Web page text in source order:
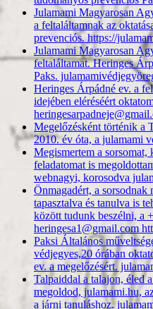
Julamami Magyarosan
a feltaláltamnak az
prevenciós. https://
Julamami Magyarosan
feltaláltamat. Heringes
Paks.
Heringes Árpádné ev. a
idejében eléréséért
Megelőzésként történik a
2010. év óta, a julamami
Megismertem a sorsomat,
feladatomat is
webnagyi, korosodva
Önmagadért, a sorsodnak
tapasztalva és tanulva is
között tudunk beszélni, a
heringesa1@gmail.com
Paksi Általános
védjegyes,20 órában
ev. a megelőzésért.
Talpaiddal a talajon, éled
megoldod, julamami.hu,
a járni tanuláshoz.